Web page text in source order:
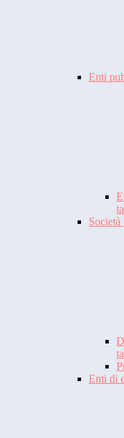
Enti
Società
Enti di